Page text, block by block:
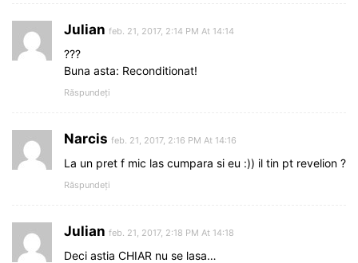
Julian feb. 21, 2017, 2:14 PM At 14:14
???
Buna asta: Reconditionat!
Răspundeți
Narcis feb. 21, 2017, 2:16 PM At 14:16
La un pret f mic las cumpara si eu :)) il tin pt revelion ?
Răspundeți
Julian feb. 21, 2017, 2:18 PM At 14:18
Deci astia CHIAR nu se lasa…